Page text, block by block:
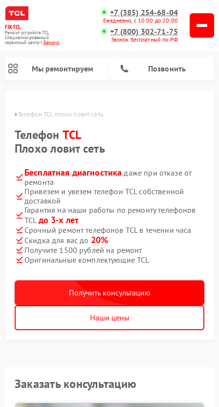
FIX-TCL
Ремонт устройств TCL
Специализированный
cервисный центр г.Барнаул
+7 (385) 254-68-04
Ежедневно, с 10:00 до 20:00
+7 (800) 302-71-75
Звонок бесплатный по РФ
Мы ремонтируем Позвонить
Телефон TCL плохо ловит сеть
Телефон TCL
Плохо ловит сеть
Бесплатная диагностика даже при отказе от
ремонта
Привезем и увезем телефон TCL собственной
доставкой
Гарантия на наши работы по ремонту телефонов
TCL до 3-х лет
Срочный ремонт телефонов TCL в течении часа
Скидка для вас до 20%
Получите 1500 рублей на ремонт
Оригинальные комплектующие TCL
Получить консультацию
Наши цены
Заказать консультацию